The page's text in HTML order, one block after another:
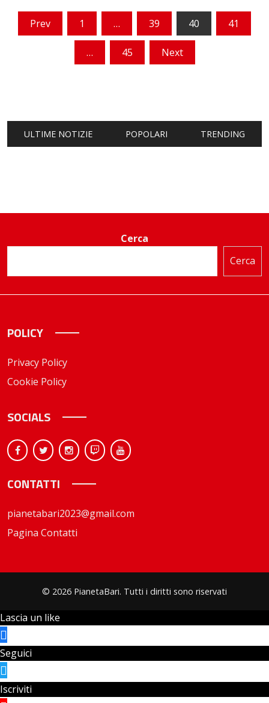
Paginazione
Prev 1 … 39 40 41
… 45 Next
ULTIME NOTIZIE POPOLARI TRENDING
Cerca
Cerca
POLICY
Privacy Policy
Cookie Policy
SOCIALS
CONTATTI
pianetabari2023@gmail.com
Pagina Contatti
© 2026 PianetaBari. Tutti i diritti sono riservati
Lascia un like
Seguici
Iscriviti